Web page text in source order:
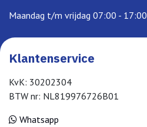
Maandag t/m vrijdag 07:00 - 17:00
Klantenservice
KvK: 30202304
BTW nr: NL819976726B01
Whatsapp